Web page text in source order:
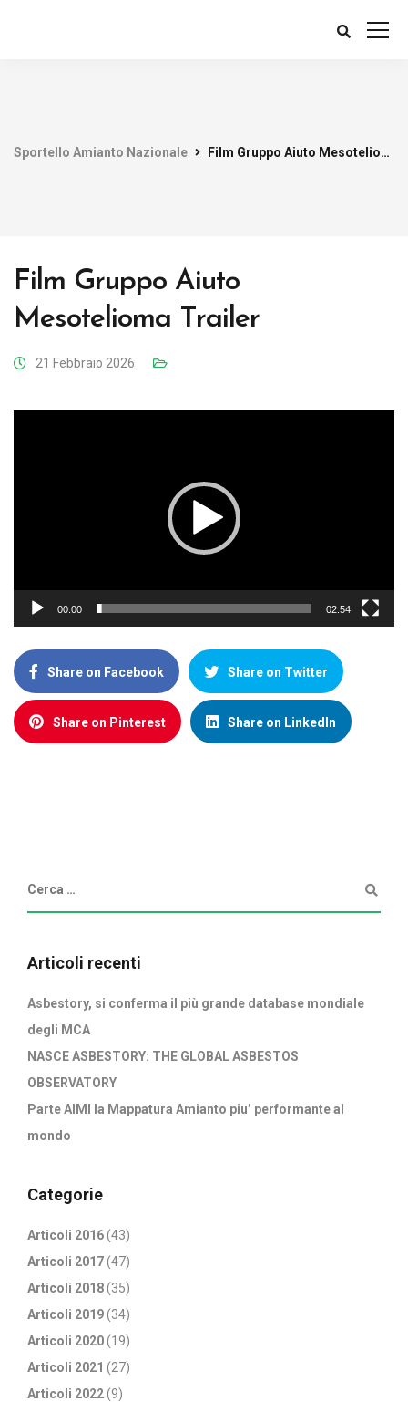
Sportello Amianto Nazionale Film Gruppo Aiuto Mesotelioma Trailer
Film Gruppo Aiuto
Mesotelioma Trailer
21 Febbraio 2026
00:00 02:54
Share on Facebook Share on Twitter
Share on Pinterest Share on LinkedIn
Articoli recenti
Asbestory, si conferma il più grande database mondiale
degli MCA
NASCE ASBESTORY: THE GLOBAL ASBESTOS
OBSERVATORY
Parte AIMI la Mappatura Amianto piu’ performante al
mondo
Categorie
Articoli 2016(43)
Articoli 2017(47)
Articoli 2018(35)
Articoli 2019(34)
Articoli 2020(19)
Articoli 2021 (27)
Articoli 2022(9)